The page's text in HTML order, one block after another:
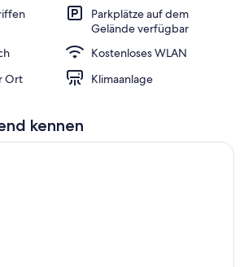
Parkplätze auf dem
Gelände verfügbar
Kostenloses WLAN
Ort
Klimaanlage
kennen